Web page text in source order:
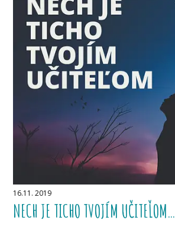
16.11. 2019
NECH JE TICHO TVOJÍM UČITEĽOM…